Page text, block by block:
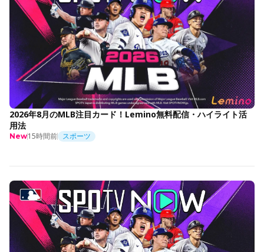
2026年8月のMLB注目カード！Lemino無料配信・ハイライト活
用法
New15時間前 スポーツ